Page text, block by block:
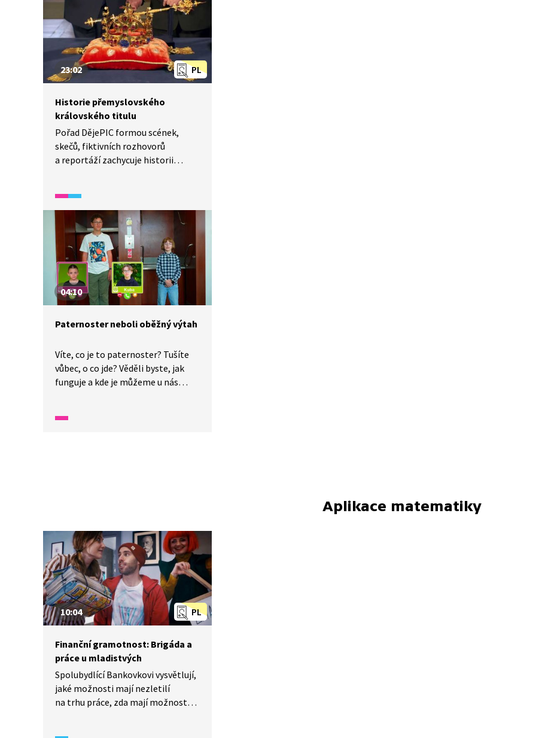
nejen jeho profesní úspěchy, ale
také jeho osobní život. Zajímavosti
z doby Karla IV. pomáhají zasadit
Parléřovu tvorbu do historického
kontextu. Díky vizuálním prvkům
a poutavému vyprávění je obsah
PL
23:02
Historie přemyslovského
královského titulu
Pořad DějePIC formou scének,
skečů, fiktivních rozhovorů
a reportáží zachycuje historii
od Vladislava II. až po Václava III. Je
zde také popsán význam a symbol
korunovačních klenotů a erbů.
04:10
Paternoster neboli oběžný výtah
Víte, co je to paternoster? Tušíte
vůbec, o co jde? Věděli byste, jak
funguje a kde je můžeme u nás
Pořád netušíte? Tak pojďte, co
Aplikace matematiky
PL
10:04
Finanční gramotnost: Brigáda a
práce u mladistvých
Spolubydlící Bankovkovi vysvětlují,
jaké možnosti mají nezletilí
na trhu práce, zda mají možnost